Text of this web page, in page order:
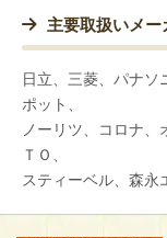
主要取扱いメー
日立、三菱、パナソ
ポット、
ノーリツ、コロナ
ＴＯ、
スティーベル、森永